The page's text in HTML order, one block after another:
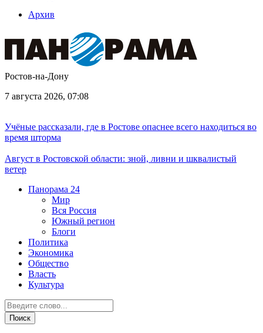
Архив
Ростов-на-Дону
7 августа 2026, 07:08
Учёные рассказали, где в Ростове опаснее всего находиться во
время шторма
Август в Ростовской области: зной, ливни и шквалистый
ветер
Панорама 24
Мир
Вся Россия
Южный регион
Блоги
Политика
Экономика
Общество
Власть
Культура